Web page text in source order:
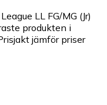
LL FG/MG (Jr)
produkten i
jämför priser